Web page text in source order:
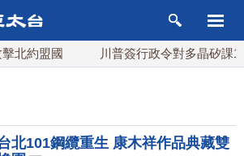
約盟國 川普簽行政令對多晶矽課
北101鋼纜重生 康木祥作品典藏雙